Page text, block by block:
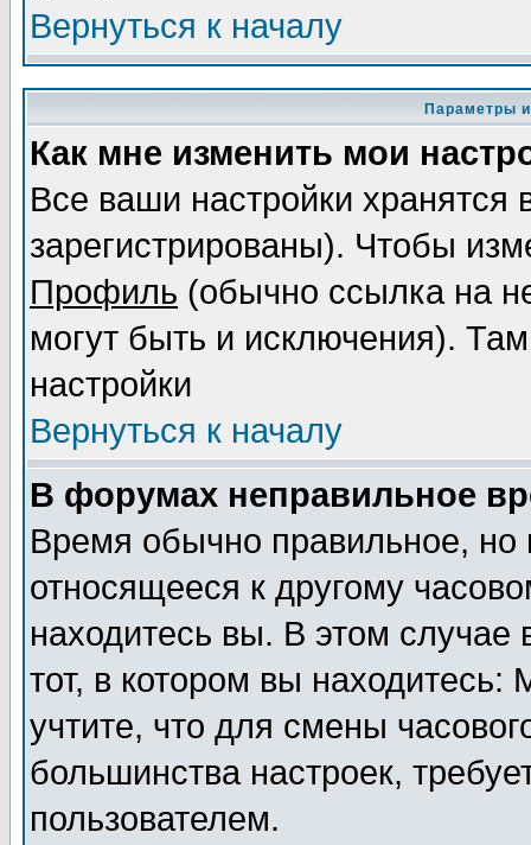
Вернуться к началу
Параметры
Как мне изменить мои
Все ваши настройки
зарегистрированы). Чтобы
Профиль (обычно ссылка на
могут быть и исключения).
настройки
Вернуться к началу
В форумах неправильное
Время обычно правильное,
относящееся к другому
находитесь вы. В этом
тот, в котором вы
учтите, что для смены
большинства настроек,
пользователем.